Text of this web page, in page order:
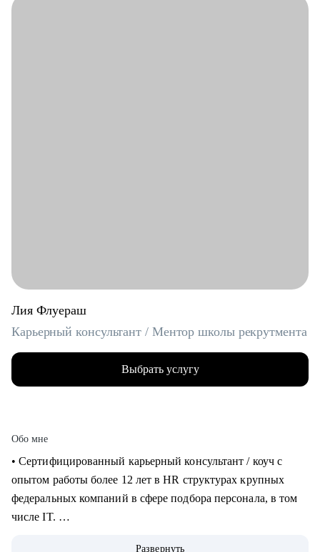
Лия Флуераш
Карьерный консультант / Ментор школы рекрутмента
Выбрать услугу
Обо мне
• Сертифицированный карьерный консультант / коуч с
опытом работы более 12 лет в HR структурах крупных
федеральных компаний в сфере подбора персонала, в том
числе IT.
Развернуть